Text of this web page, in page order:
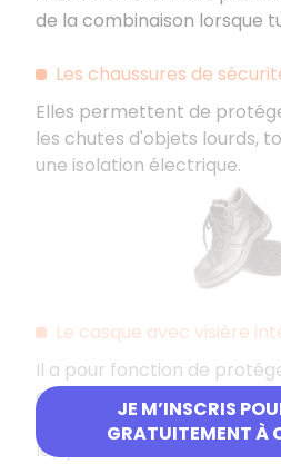
JE M’INSCRIS
GRATUITEMENT À
de la combinaison lorsque
Les chaussures de
Elles permettent de
les chutes d'objets lourds,
une isolation électrique.
Le casque avec visière
Il a pour fonction de
chutes d'objets, les
dangereux, ainsi que les
les yeux.